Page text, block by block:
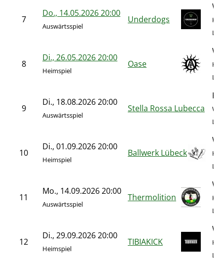
7
Do., 14.05.2026 20:00
Auswärtsspiel
Underdogs
8
Di., 26.05.2026 20:00
Heimspiel
Oase
9
Di., 18.08.2026 20:00
Auswärtsspiel
Stella Rossa Lubecca
10
Di., 01.09.2026 20:00
Heimspiel
Ballwerk Lübeck
11
Mo., 14.09.2026 20:00
Auswärtsspiel
Thermolition
12
Di., 29.09.2026 20:00
Heimspiel
TIBIAKICK